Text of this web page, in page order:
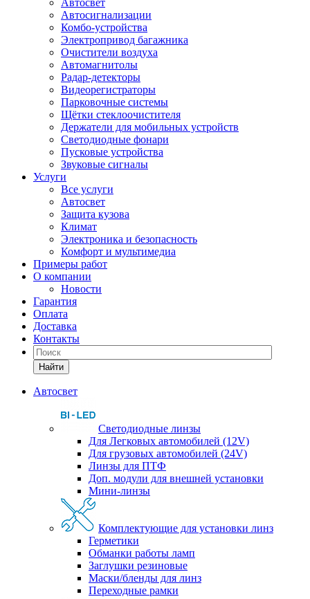
Автосвет
Автосигнализации
Комбо-устройства
Электропривод багажника
Очистители воздуха
Автомагнитолы
Радар-детекторы
Видеорегистраторы
Парковочные системы
Щётки стеклоочистителя
Держатели для мобильных устройств
Светодиодные фонари
Пусковые устройства
Звуковые сигналы
Услуги
Все услуги
Автосвет
Защита кузова
Климат
Электроника и безопасность
Комфорт и мультимедиа
Примеры работ
О компании
Новости
Гарантия
Оплата
Доставка
Контакты
Найти
Автосвет
Светодиодные линзы
Для Легковых автомобилей (12V)
Для грузовых автомобилей (24V)
Линзы для ПТФ
Доп. модули для внешней установки
Мини-линзы
Комплектующие для установки линз
Герметики
Обманки работы ламп
Заглушки резиновые
Маски/бленды для линз
Переходные рамки